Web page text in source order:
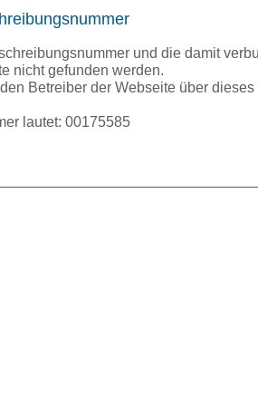
und die damit
nicht gefunden werden.
Betreiber der Webseite über dieses
lautet: 00175585